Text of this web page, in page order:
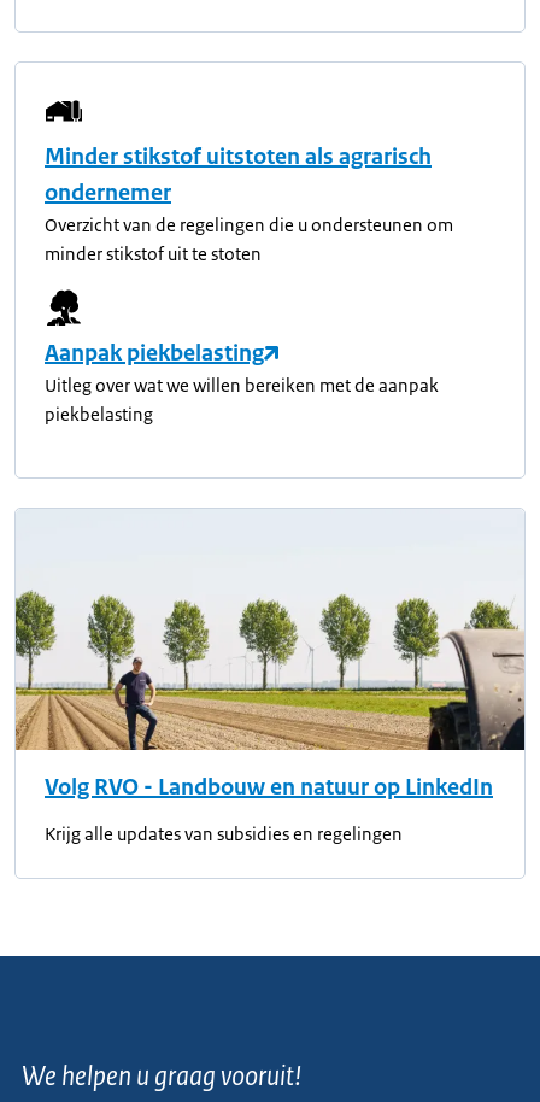
Minder stikstof uitstoten als agrarisch
ondernemer
Overzicht van de regelingen die u ondersteunen om
minder stikstof uit te stoten
Aanpak piekbelasting
Uitleg over wat we willen bereiken met de aanpak
piekbelasting
Volg RVO - Landbouw en natuur op LinkedIn
Krijg alle updates van subsidies en regelingen
We helpen u graag vooruit!